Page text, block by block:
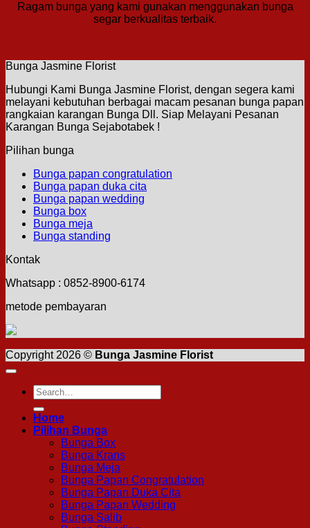
Ragam bunga yang kami gunakan menggunakan bunga
segar berkualitas terbaik.
Bunga Jasmine Florist
Hubungi Kami Bunga Jasmine Florist, dengan segera kami
melayani kebutuhan berbagai macam pesanan bunga papan
rangkaian karangan Bunga Dll. Siap Melayani Pesanan
Karangan Bunga Sejabotabek !
Pilihan bunga
Bunga papan congratulation
Bunga papan duka cita
Bunga papan wedding
Bunga box
Bunga meja
Bunga standing
Kontak
Whatsapp : 0852-8900-6174
metode pembayaran
Copyright 2026 © Bunga Jasmine Florist
Search
for:
Home
Pilihan Bunga
Bunga Box
Bunga Krans
Bunga Meja
Bunga Papan Congratulation
Bunga Papan Duka Cita
Bunga Papan Wedding
Bunga Salib